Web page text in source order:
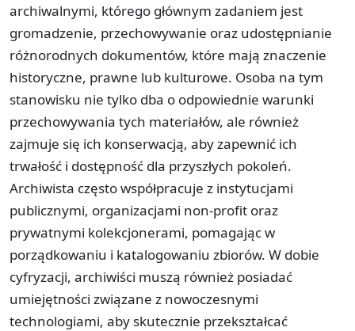
archiwalnymi, którego głównym zadaniem jest
gromadzenie, przechowywanie oraz udostępnianie
różnorodnych dokumentów, które mają znaczenie
historyczne, prawne lub kulturowe. Osoba na tym
stanowisku nie tylko dba o odpowiednie warunki
przechowywania tych materiałów, ale również
zajmuje się ich konserwacją, aby zapewnić ich
trwałość i dostępność dla przyszłych pokoleń.
Archiwista często współpracuje z instytucjami
publicznymi, organizacjami non-profit oraz
prywatnymi kolekcjonerami, pomagając w
porządkowaniu i katalogowaniu zbiorów. W dobie
cyfryzacji, archiwiści muszą również posiadać
umiejętności związane z nowoczesnymi
technologiami, aby skutecznie przekształcać